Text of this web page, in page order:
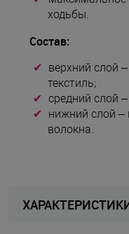
ходьбы.
Состав:
верхний слой
текстиль;
средний слой
нижний слой –
волокна.